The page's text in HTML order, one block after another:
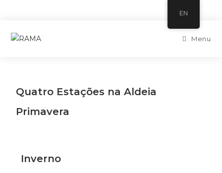
Menu
Quatro Estações na Aldeia
Primavera
Inverno
EN